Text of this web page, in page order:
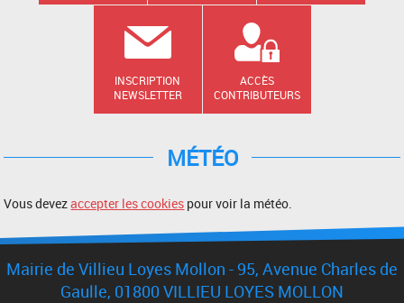
INSCRIPTION
NEWSLETTER
ACCÈS
CONTRIBUTEURS
MÉTÉO
Vous devezaccepter les cookies pour voir la météo.
Mairie de Villieu Loyes Mollon - 95, Avenue Charles de
Gaulle, 01800 VILLIEU LOYES MOLLON